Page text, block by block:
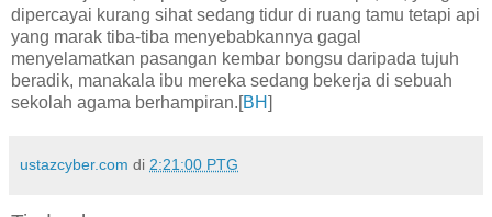
dipercayai kurang sihat sedang tidur di ruang tamu tetapi api
yang marak tiba-tiba menyebabkannya gagal
menyelamatkan pasangan kembar bongsu daripada tujuh
beradik, manakala ibu mereka sedang bekerja di sebuah
sekolah agama berhampiran.[BH]
ustazcyber.com di 2:21:00 PTG